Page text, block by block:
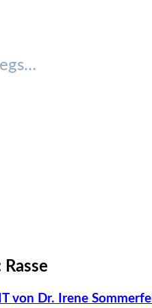
Rasse
von Dr. Irene